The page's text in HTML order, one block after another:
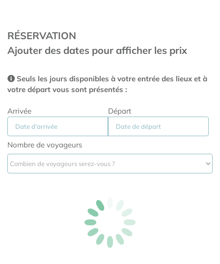
RÉSERVATION
Ajouter des dates pour afficher les prix
Seuls les jours disponibles à votre entrée des lieux et à
votre départ vous sont présentés :
Arrivée Départ
Nombre de voyageurs